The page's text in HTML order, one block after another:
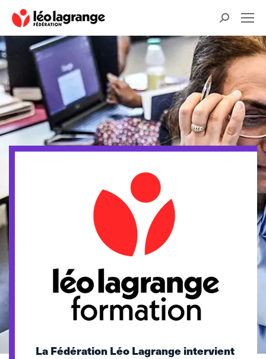
Recherche
:
La Fédération Léo Lagrange intervient